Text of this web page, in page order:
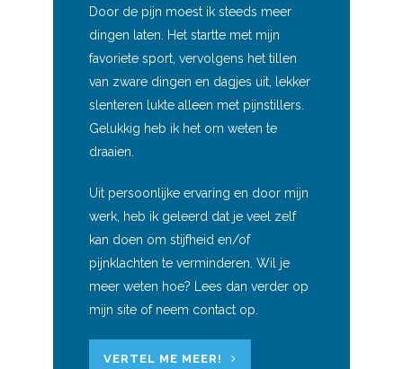
Door de pijn moest ik steeds meer
dingen laten. Het startte met mijn
favoriete sport, vervolgens het tillen
van zware dingen en dagjes uit, lekker
slenteren lukte alleen met pijnstillers.
Gelukkig heb ik het om weten te
draaien.
Uit persoonlijke ervaring en door mijn
werk, heb ik geleerd dat je veel zelf
kan doen om stijfheid en/of
pijnklachten te verminderen. Wil je
meer weten hoe? Lees dan verder op
mijn site of neem contact op.
VERTEL ME MEER!